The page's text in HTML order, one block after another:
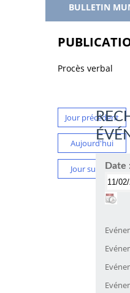
BULLETIN
Procès verbal
Jour précédent
Aujourd'hui
Jour suivantDate :